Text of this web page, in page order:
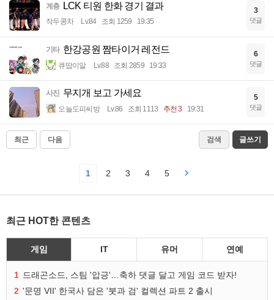
계층 LCK 티원 한화 경기 결과
작두콩차 Lv.84 조회 1259 19:35
3
댓글
기타 한강공원 짬타이거 레전드
큐땁이알 Lv.88 조회 2859 19:33
6
댓글
사진 무지개 보고 가세요
오늘도피씨방 Lv.86 조회 1113 추천 3 19:31
5
댓글
최근 다음 검색 글쓰기
1 2 3 4 5
최근 HOT한 콘텐츠
게임 IT 유머 연예
1 드래곤소드, 스팀 '압긍'…축하 댓글 달고 게임 코드 받자!
2 '문명 VII' 한국사 담은 '붓과 검' 컬렉션 파트 2 출시